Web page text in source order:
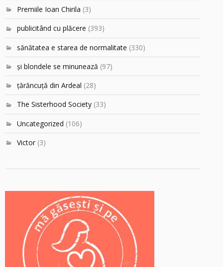
Premiile Ioan Chirila (3)
publicitând cu plăcere (393)
sănătatea e starea de normalitate (330)
şi blondele se minunează (97)
ţărăncuţă din Ardeal (28)
The Sisterhood Society (33)
Uncategorized (106)
Victor (3)